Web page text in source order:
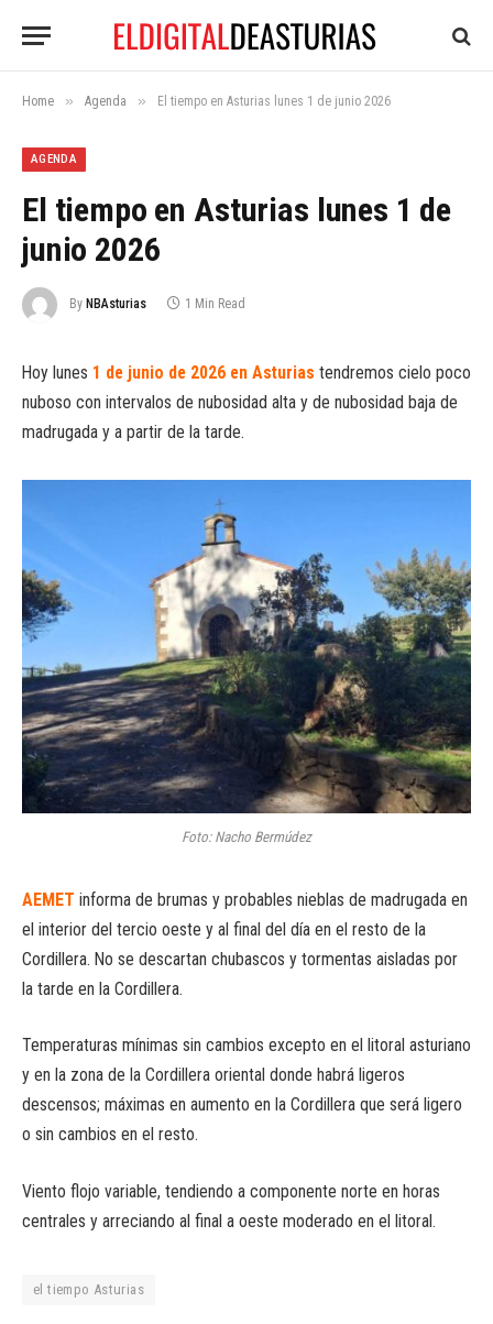
Home » Agenda » El tiempo en Asturias lunes 1 de junio 2026
AGENDA
El tiempo en Asturias lunes 1 de
junio 2026
By NBAsturias 1 Min Read
Hoy lunes 1 de junio de 2026 en Asturias tendremos cielo poco
nuboso con intervalos de nubosidad alta y de nubosidad baja de
madrugada y a partir de la tarde.
Foto: Nacho Bermúdez
AEMET informa de brumas y probables nieblas de madrugada en
el interior del tercio oeste y al final del día en el resto de la
Cordillera. No se descartan chubascos y tormentas aisladas por
la tarde en la Cordillera.
Temperaturas mínimas sin cambios excepto en el litoral asturiano
y en la zona de la Cordillera oriental donde habrá ligeros
descensos; máximas en aumento en la Cordillera que será ligero
o sin cambios en el resto.
Viento flojo variable, tendiendo a componente norte en horas
centrales y arreciando al final a oeste moderado en el litoral.
el tiempo Asturias